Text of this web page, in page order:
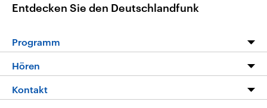
Entdecken Sie den Deutschlandfunk
Programm
Programm
Die Nachrichten
Hören
Livestream
Kontakt